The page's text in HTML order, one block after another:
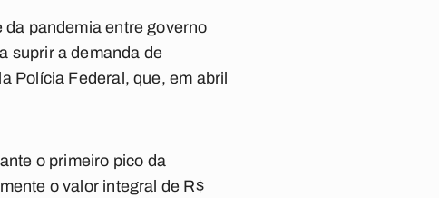
pandemia entre governo
suprir a demanda de
Polícia Federal, que, em abril
o primeiro pico da
o valor integral de R$